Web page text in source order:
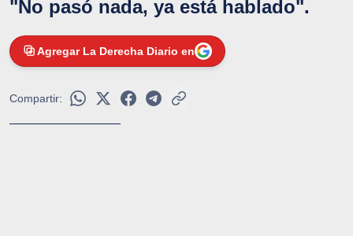
"No pasó nada, ya está hablado".
Agregar La Derecha Diario en
Compartir: